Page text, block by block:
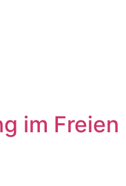
im Freien